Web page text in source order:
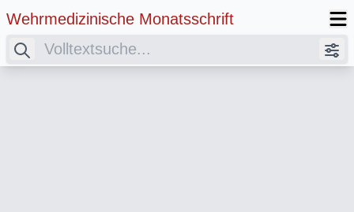
Wehrmedizinische Monatsschrift